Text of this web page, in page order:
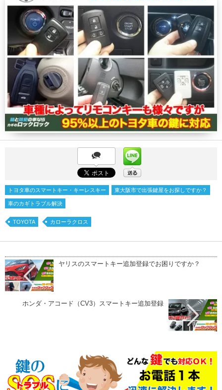
トヨタ車のスマートキー・キーレスキー 東大阪市で出張鍵屋をお探しですか？
車のカギトラブル解決
TOYOTA カローラクロス
ヤリスのスマートキー追加登録でお困りですか？
ホンダ・アコード（CV3）スマートキー追加登録